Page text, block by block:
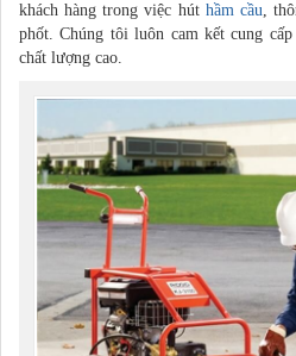
khách hàng trong việc hút hầm cầu,
phốt. Chúng tôi luôn cam kết cung
chất lượng cao.